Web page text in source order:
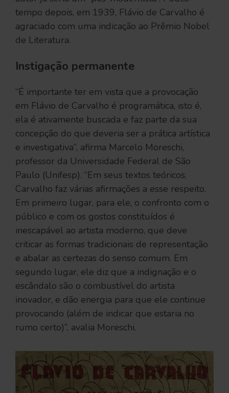
tempo depois, em 1939, Flávio de Carvalho é
agraciado com uma indicação ao Prêmio Nobel
de Literatura.
Instigação permanente
“É importante ter em vista que a provocação
em Flávio de Carvalho é programática, isto é,
ela é ativamente buscada e faz parte da sua
concepção do que deveria ser a prática artística
e investigativa”, afirma Marcelo Moreschi,
professor da Universidade Federal de São
Paulo (Unifesp). “Em seus textos teóricos,
Carvalho faz várias afirmações a esse respeito.
Em primeiro lugar, para ele, o confronto com o
público e com os gostos constituídos é
inescapável ao artista moderno, que deve
criticar as formas tradicionais de representação
e abalar as certezas do senso comum. Em
segundo lugar, ele diz que a indignação e o
escândalo são o combustível do artista
inovador, e dão energia para que ele continue
provocando (além de indicar que estaria no
rumo certo)”, avalia Moreschi.